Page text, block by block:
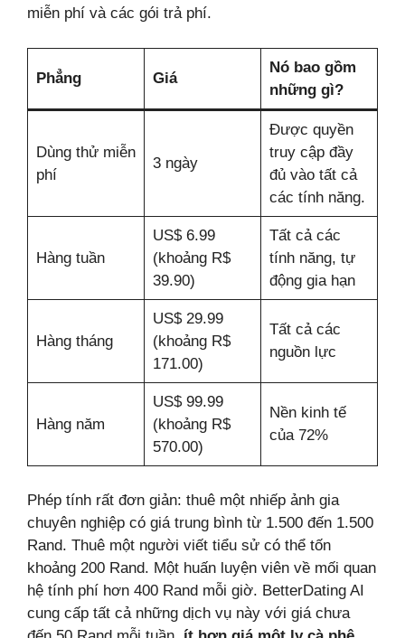
miễn phí và các gói trả phí.
Phẳng Giá
Nó bao gồm
những gì?
Dùng thử miễn
phí
3 ngày
Được quyền
truy cập đầy
đủ vào tất cả
các tính năng.
Hàng tuần
US$ 6.99
(khoảng R$
39.90)
Tất cả các
tính năng, tự
động gia hạn
Hàng tháng
US$ 29.99
(khoảng R$
171.00)
Tất cả các
nguồn lực
Hàng năm
US$ 99.99
(khoảng R$
570.00)
Nền kinh tế
của 72%
Phép tính rất đơn giản: thuê một nhiếp ảnh gia
chuyên nghiệp có giá trung bình từ 1.500 đến 1.500
Rand. Thuê một người viết tiểu sử có thể tốn
khoảng 200 Rand. Một huấn luyện viên về mối quan
hệ tính phí hơn 400 Rand mỗi giờ. BetterDating AI
cung cấp tất cả những dịch vụ này với giá chưa